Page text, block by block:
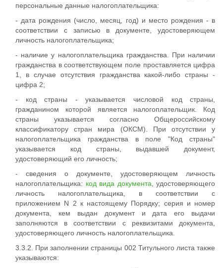
персональные данные налогоплательщика:
- дата рождения (число, месяц, год) и место рождения - в
соответствии с записью в документе, удостоверяющем
личность налогоплательщика;
- наличие у налогоплательщика гражданства. При наличии
гражданства в соответствующем поле проставляется цифра
1, в случае отсутствия гражданства какой-либо страны -
цифра 2;
- код страны - указывается числовой код страны,
гражданином которой является налогоплательщик. Код
страны указывается согласно Общероссийскому
классификатору стран мира (ОКСМ). При отсутствии у
налогоплательщика гражданства в поле "Код страны"
указывается код страны, выдавшей документ,
удостоверяющий его личность;
- сведения о документе, удостоверяющем личность
налогоплательщика: код вида документа , удостоверяющего
личность налогоплательщика, в соответствии с
приложением N 2 к настоящему Порядку; серия и номер
документа, кем выдан документ и дата его выдачи
заполняются в соответствии с реквизитами документа,
удостоверяющего личность налогоплательщика.
3.3.2. При заполнении страницы 002 Титульного листа также
указываются: